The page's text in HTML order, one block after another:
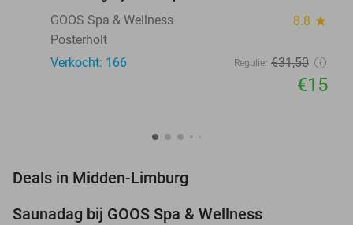
GOOS Spa & Wellness
8.8 star
Posterholt
Verkocht: 166
Regulier €31,50
€15
Deals in Midden-Limburg
Saunadag bij GOOS Spa & Wellness